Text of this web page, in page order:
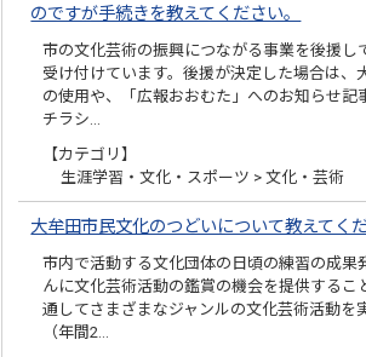
のですが手続きを教えてください。
市の文化芸術の振興につながる事業を後援し
受け付けています。後援が決定した場合は、
の使用や、「広報おおむた」へのお知らせ記
チラシ…
【カテゴリ】
生涯学習・文化・スポーツ > 文化・芸術
大牟田市民文化のつどいについて教えてくだ
市内で活動する文化団体の日頃の練習の成果
んに文化芸術活動の鑑賞の機会を提供するこ
通してさまざまなジャンルの文化芸術活動を
（年間2…